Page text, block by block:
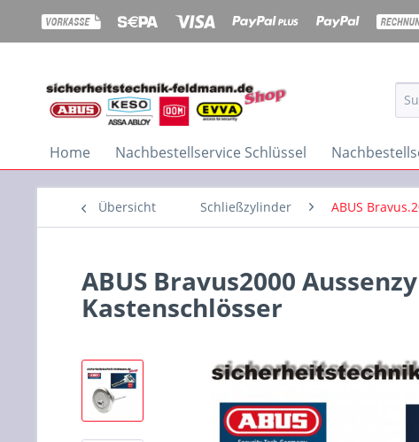
Home Nachbestellservice Schlüssel
Übersicht Schließzylinder ABUS
ABUS Bravus2000
Kastenschlösser